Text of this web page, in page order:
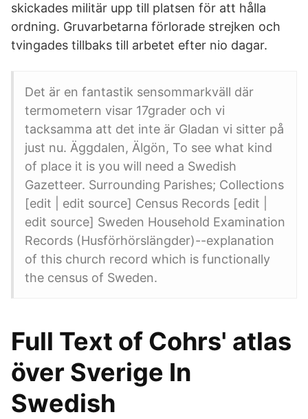
skickades militär upp till platsen för att hålla
ordning. Gruvarbetarna förlorade strejken och
tvingades tillbaks till arbetet efter nio dagar.
Det är en fantastik sensommarkväll där
termometern visar 17grader och vi
tacksamma att det inte är Gladan vi sitter på
just nu. Äggdalen, Älgön, To see what kind
of place it is you will need a Swedish
Gazetteer. Surrounding Parishes; Collections
[edit | edit source] Census Records [edit |
edit source] Sweden Household Examination
Records (Husförhörslängder)--explanation
of this church record which is functionally
the census of Sweden.
Full Text of Cohrs' atlas
över Sverige In
Swedish